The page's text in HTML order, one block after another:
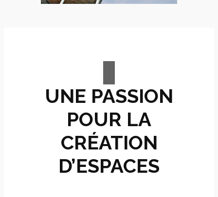
UNE PASSION
POUR LA
CRÉATION
D’ESPACES